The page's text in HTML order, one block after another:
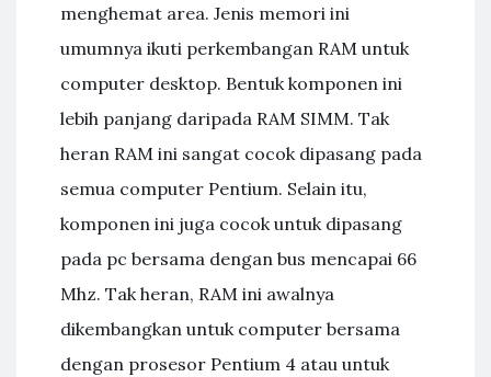
menghemat area. Jenis memori ini
umumnya ikuti perkembangan RAM untuk
computer desktop. Bentuk komponen ini
lebih panjang daripada RAM SIMM. Tak
heran RAM ini sangat cocok dipasang pada
semua computer Pentium. Selain itu,
komponen ini juga cocok untuk dipasang
pada pc bersama dengan bus mencapai 66
Mhz. Tak heran, RAM ini awalnya
dikembangkan untuk computer bersama
dengan prosesor Pentium 4 atau untuk